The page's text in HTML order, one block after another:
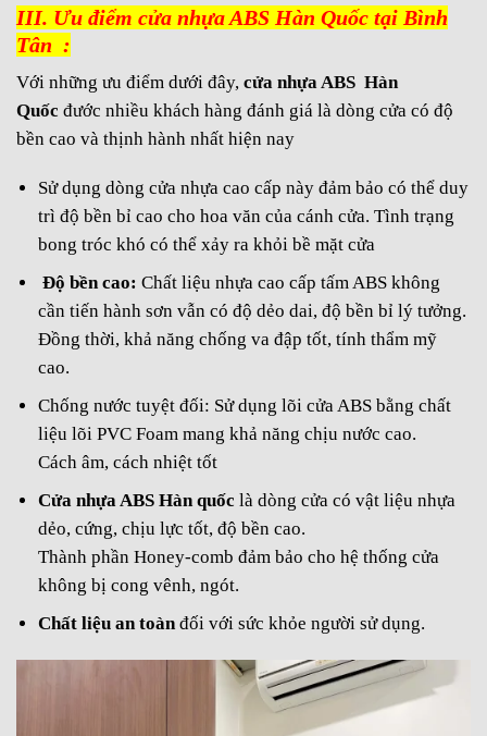
III. Ưu điểm cửa nhựa ABS Hàn Quốc tại Bình
Tân :
Với những ưu điểm dưới đây, cửa nhựa ABS Hàn
Quốc đước nhiều khách hàng đánh giá là dòng cửa có độ
bền cao và thịnh hành nhất hiện nay
Sử dụng dòng cửa nhựa cao cấp này đảm bảo có thể duy
trì độ bền bỉ cao cho hoa văn của cánh cửa. Tình trạng
bong tróc khó có thể xảy ra khỏi bề mặt cửa
Độ bền cao: Chất liệu nhựa cao cấp tấm ABS không
cần tiến hành sơn vẫn có độ dẻo dai, độ bền bỉ lý tưởng.
Đồng thời, khả năng chống va đập tốt, tính thẩm mỹ
cao.
Chống nước tuyệt đối: Sử dụng lõi cửa ABS bằng chất
liệu lõi PVC Foam mang khả năng chịu nước cao.
Cách âm, cách nhiệt tốt
Cửa nhựa ABS Hàn quốc là dòng cửa có vật liệu nhựa
dẻo, cứng, chịu lực tốt, độ bền cao.
Thành phần Honey-comb đảm bảo cho hệ thống cửa
không bị cong vênh, ngót.
Chất liệu an toànđối với sức khỏe người sử dụng.